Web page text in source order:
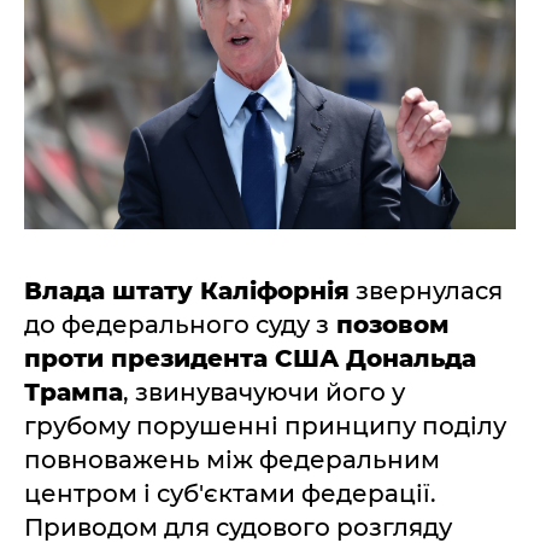
Влада штату Каліфорнія звернулася
до федерального суду з позовом
проти президента США Дональда
Трампа, звинувачуючи його у
грубому порушенні принципу поділу
повноважень між федеральним
центром і суб'єктами федерації.
Приводом для судового розгляду